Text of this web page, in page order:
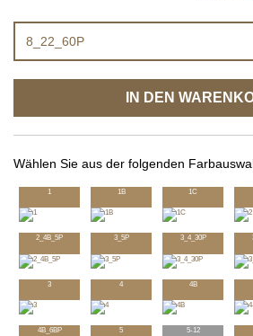
8_22_60P
IN DEN
Wählen Sie aus der folgenden
1 1B 1C
2_4B_5P 3_5P 3_4_30P
3 4 4B
4B_6BP 5 5-12